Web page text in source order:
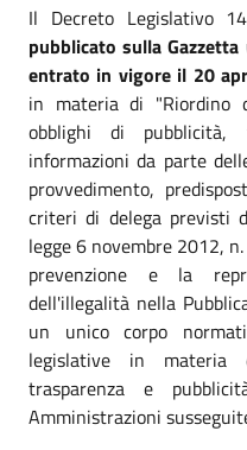
Il Decreto Legislativo
pubblicato sulla
entrato in vigore il 20
in materia di "Riordino
obblighi di pubblicità,
informazioni da parte
provvedimento,
criteri di delega previsti
legge 6 novembre 2012,
prevenzione e la
dell'illegalità nella
un unico corpo
legislative in materia
trasparenza e
Amministrazioni